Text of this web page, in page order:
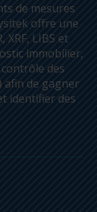
de mesures
offre une
LIBS et
immobilier,
des
afin de gagner
identifier des